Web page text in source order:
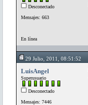
Desconectado
Mensajes: 663
En línea
29 Julio, 2011, 08:51:52
LuisAngel
Superusuario
Desconectado
Mensajes: 7446